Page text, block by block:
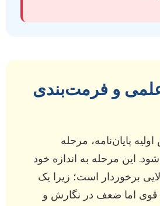
و فرمت‌بندی
پایان‌نامه، مرحله
این مرحله به اندازه خود
برخوردار است؛ زیرا یک
قوی اما ضعف در نگارش و